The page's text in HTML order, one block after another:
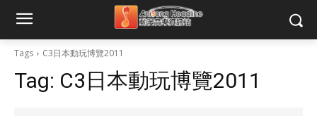
Tags C3日本動玩博覽2011
Tag: C3日本動玩博覽2011